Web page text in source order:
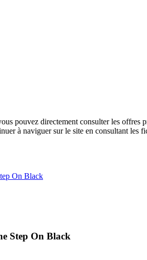
pouvez directement consulter les
à naviguer sur le site en consultant les
On Black
Step On Black